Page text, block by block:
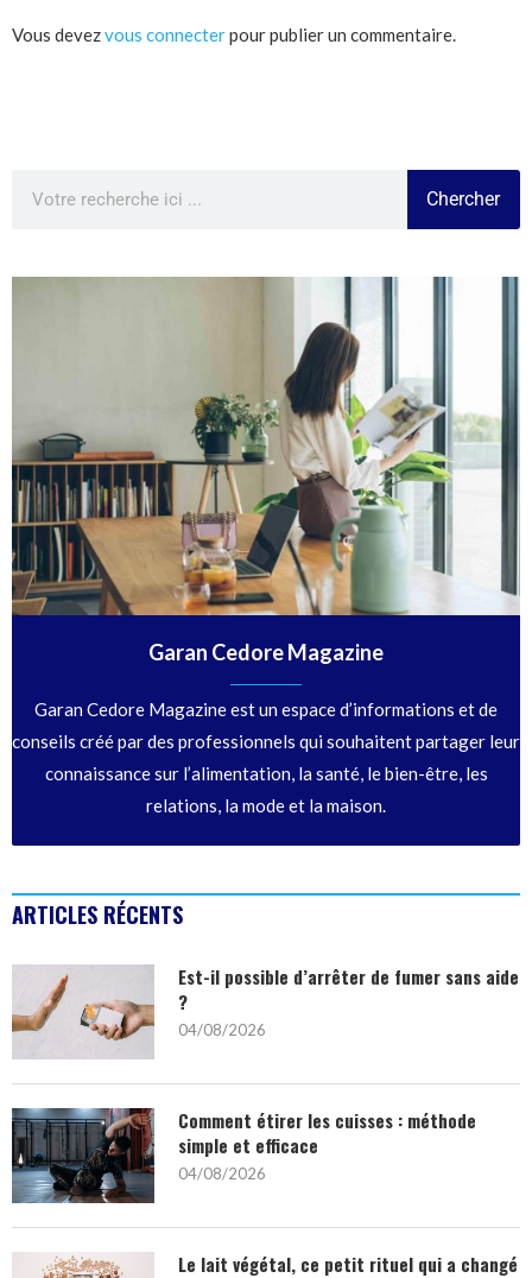
Vous devezvous connecterpour publier un commentaire.
Chercher
Garan Cedore Magazine
Garan Cedore Magazine est un espace d’informations et de
conseils créé par des professionnels qui souhaitent partager leur
connaissance sur l’alimentation, la santé, le bien-être, les
relations, la mode et la maison.
ARTICLES RÉCENTS
Est-il possible d’arrêter de fumer sans aide
?
04/08/2026
Comment étirer les cuisses : méthode
simple et efficace
04/08/2026
Le lait végétal, ce petit rituel qui a changé